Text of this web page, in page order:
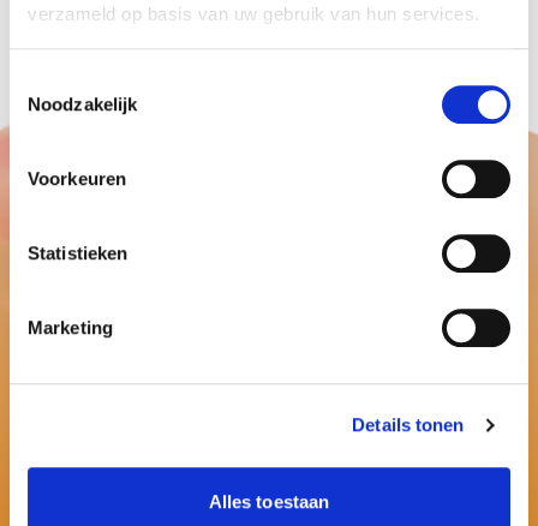
verzameld op basis van uw gebruik van hun services.
Noodzakelijk
Voorkeuren
Statistieken
Marketing
Details tonen
Alles toestaan
www.ballonnenpartners.nl